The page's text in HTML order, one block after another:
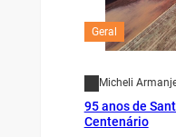
Geral
Micheli
95 anos de
Centenário